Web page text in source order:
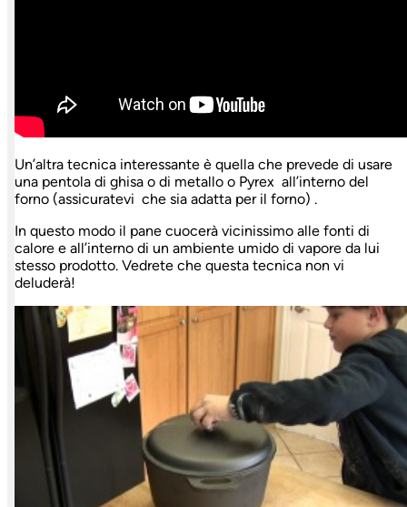
Un’altra tecnica interessante è quella che prevede di usare
una pentola di ghisa o di metallo o Pyrex all’interno del
forno (assicuratevi che sia adatta per il forno) .
In questo modo il pane cuocerà vicinissimo alle fonti di
calore e all’interno di un ambiente umido di vapore da lui
stesso prodotto. Vedrete che questa tecnica non vi
deluderà!